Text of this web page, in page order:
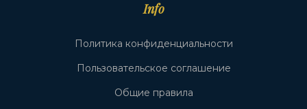
Info
Политика конфиденциальности
Пользовательское соглашение
Общие правила